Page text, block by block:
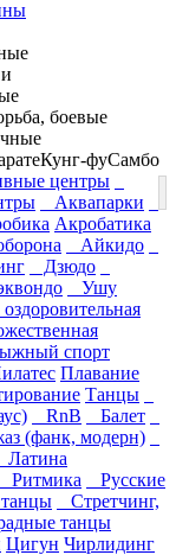
боевые
Кунг-фуСамбо
центры
Аквапарки
Акробатика
Айкидо
Дзюдо
Ушу
спорт
Плавание
Танцы
RnB
Балет
(фанк, модерн)
Латина
Ритмика
Русские
Стретчинг,
танцы
Цигун Чирлидинг